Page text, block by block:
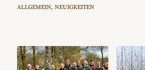
ALLGEMEIN, NEUIGKEITEN